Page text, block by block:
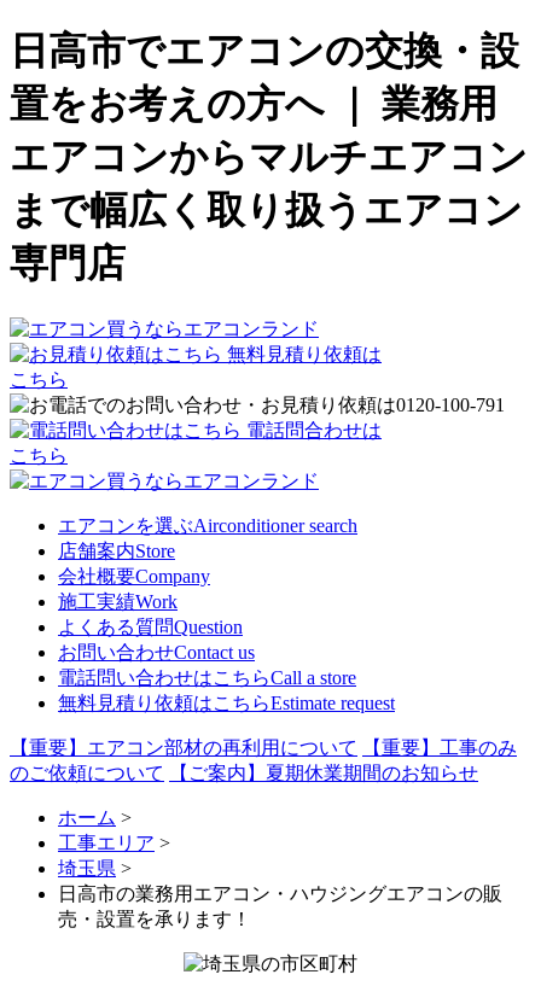
日高市でエアコンの交換・設
置をお考えの方へ ｜ 業務用
エアコンからマルチエアコン
まで幅広く取り扱うエアコン
専門店
無料見積り依頼は
こちら
電話問合わせは
こちら
エアコンを選ぶAirconditioner search
店舗案内Store
会社概要Company
施工実績Work
よくある質問Question
お問い合わせContact us
電話問い合わせはこちらCall a store
無料見積り依頼はこちらEstimate request
【重要】エアコン部材の再利用について
【重要】工事のみ
のご依頼について
【ご案内】夏期休業期間のお知らせ
ホーム >
工事エリア >
埼玉県 >
日高市の業務用エアコン・ハウジングエアコンの販
売・設置を承ります！